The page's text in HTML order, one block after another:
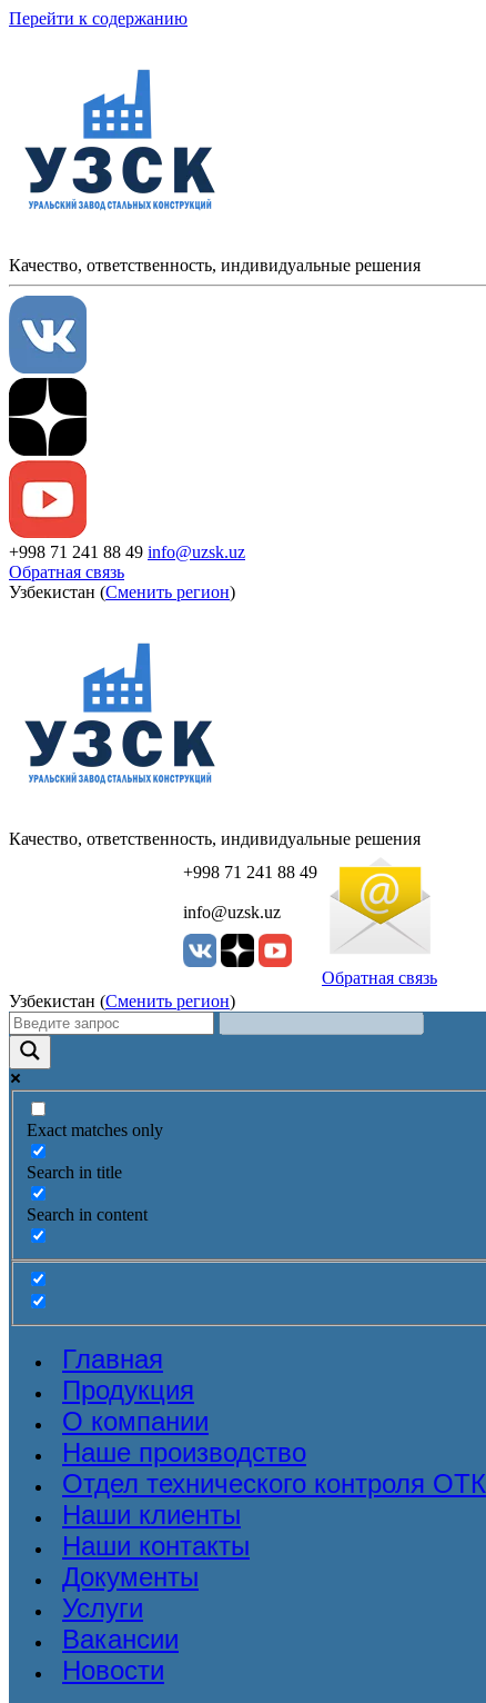
Перейти к содержанию
Качество, ответственность, индивидуальные решения
+998 71 241 88 49 info@uzsk.uz
Обратная связь
Узбекистан (Сменить регион)
Качество, ответственность, индивидуальные решения
+998 71 241 88 49
info@uzsk.uz
Обратная связь
Узбекистан (Сменить регион)
Exact matches only
Search in title
Search in content
Главная
Продукция
О компании
Наше производство
Отдел технического контроля ОТК
Наши клиенты
Наши контакты
Документы
Услуги
Вакансии
Новости